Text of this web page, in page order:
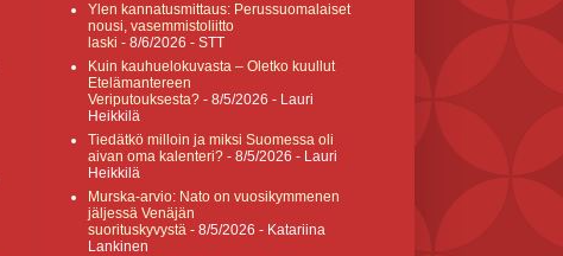
Ylen kannatusmittaus: Perussuomalaiset
nousi, vasemmistoliitto
laski - 8/6/2026 - STT
Kuin kauhuelokuvasta – Oletko kuullut
Etelämantereen
Veriputouksesta? - 8/5/2026 - Lauri
Heikkilä
Tiedätkö milloin ja miksi Suomessa oli
aivan oma kalenteri? - 8/5/2026 - Lauri
Heikkilä
Murska-arvio: Nato on vuosikymmenen
jäljessä Venäjän
suorituskyvystä - 8/5/2026 - Katariina
Lankinen